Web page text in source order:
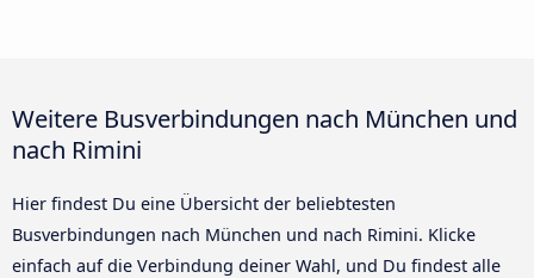
Weitere Busverbindungen nach München und
nach Rimini
Hier findest Du eine Übersicht der beliebtesten
Busverbindungen nach München und nach Rimini. Klicke
einfach auf die Verbindung deiner Wahl, und Du findest alle